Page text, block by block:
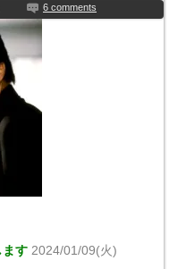
6 comments
ます 2024/01/09(火)